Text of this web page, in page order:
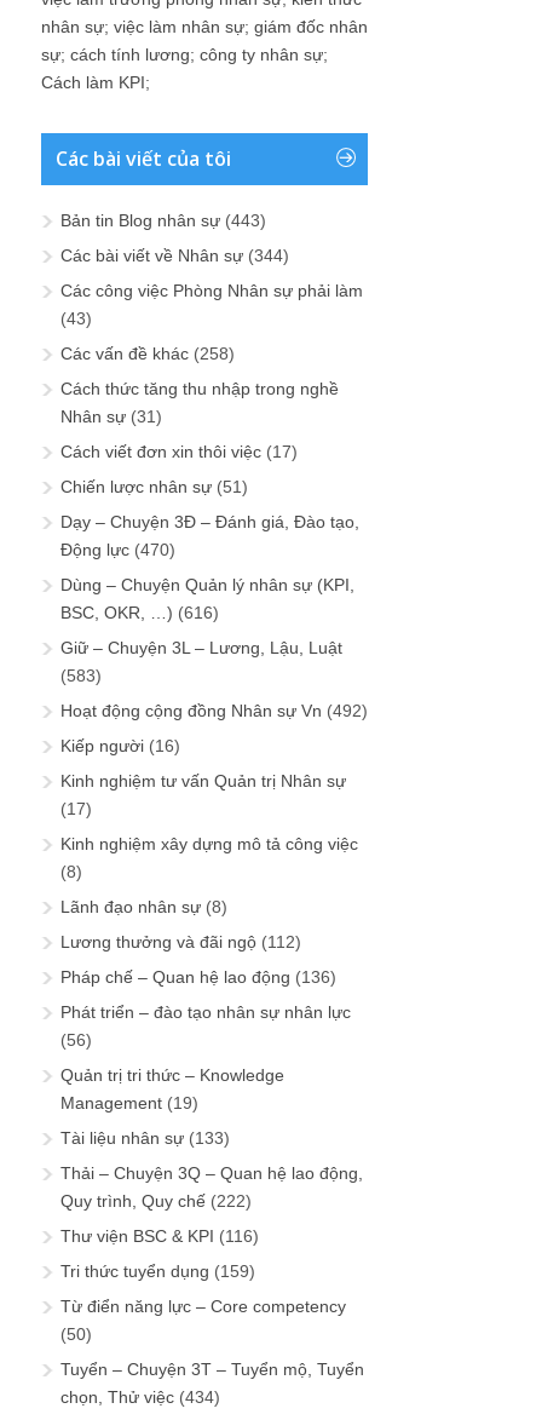
nhân sự; việc làm nhân sự; giám đốc nhân
sự; cách tính lương; công ty nhân sự;
Cách làm KPI;
Các bài viết của tôi
Bản tin Blog nhân sự (443)
Các bài viết về Nhân sự (344)
Các công việc Phòng Nhân sự phải làm
(43)
Các vấn đề khác (258)
Cách thức tăng thu nhập trong nghề
Nhân sự (31)
Cách viết đơn xin thôi việc (17)
Chiến lược nhân sự (51)
Dạy – Chuyện 3Đ – Đánh giá, Đào tạo,
Động lực (470)
Dùng – Chuyện Quản lý nhân sự (KPI,
BSC, OKR, …) (616)
Giữ – Chuyện 3L – Lương, Lậu, Luật
(583)
Hoạt động cộng đồng Nhân sự Vn (492)
Kiếp người (16)
Kinh nghiệm tư vấn Quản trị Nhân sự
(17)
Kinh nghiệm xây dựng mô tả công việc
(8)
Lãnh đạo nhân sự (8)
Lương thưởng và đãi ngộ (112)
Pháp chế – Quan hệ lao động (136)
Phát triển – đào tạo nhân sự nhân lực
(56)
Quản trị tri thức – Knowledge
Management (19)
Tài liệu nhân sự (133)
Thải – Chuyện 3Q – Quan hệ lao động,
Quy trình, Quy chế (222)
Thư viện BSC & KPI (116)
Tri thức tuyển dụng (159)
Từ điển năng lực – Core competency
(50)
Tuyển – Chuyện 3T – Tuyển mộ, Tuyển
chọn, Thử việc (434)